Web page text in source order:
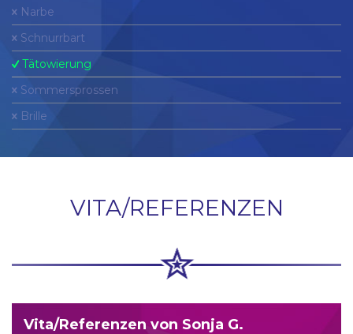
Narbe
Schnurrbart
Tätowierung
Sommersprossen
Brille
VITA/REFERENZEN
Vita/Referenzen von Sonja G.